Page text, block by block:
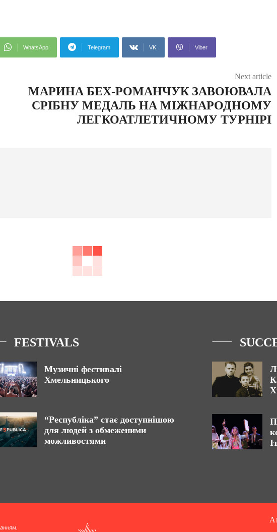
WhatsApp Telegram VK Viber
Next article
МАРИНА БЕХ-РОМАНЧУК ЗАВОЮВАЛА
СРІБНУ МЕДАЛЬ НА МІЖНАРОДНОМУ
ЛЕГКОАТЛЕТИЧНОМУ ТУРНІРІ
FESTIVALS
Музичні фестивалі
Хмельницького
“Республіка” стає доступнішою
для людей з обмеженими
можливостями